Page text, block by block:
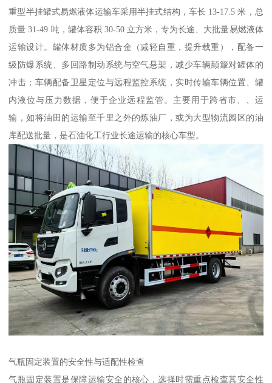
重型半挂罐式易燃液体运输车采用半挂式结构，车长 13-17.5 米，总
质量 31-49 吨，罐体容积 30-50 立方米，专为长途、大批量易燃液体
运输设计。罐体材质多为铝合金（减轻自重，提升载重），配备一
级防爆系统、多回路制动系统与空气悬架，减少车辆颠簸对罐体的
冲击；车辆配备卫星定位与远程监控系统，实时传输车辆位置、罐
内液位与压力数据，便于企业远程监管。主要用于跨省市、、运
输，如将油田的运输至千里之外的炼油厂，或为大型物流园区的油
库配送批量，是石油化工行业长途运输的核心车型。​
气瓶固定装置的安全性与适配性检查​
气瓶固定装置是保障运输安全的核心，选择时需重点检查其安全性